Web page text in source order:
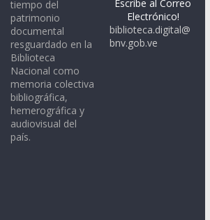
tiempo del
patrimonio
documental
resguardado en la
Biblioteca
Nacional como
memoria colectiva
bibliográfica,
hemerográfica y
audiovisual del
país.
Escribe al Correo
Electrónico!
biblioteca.digital@
bnv.gob.ve